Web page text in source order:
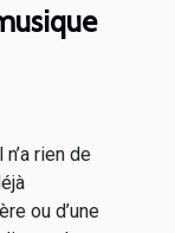
rien de
ou d’une